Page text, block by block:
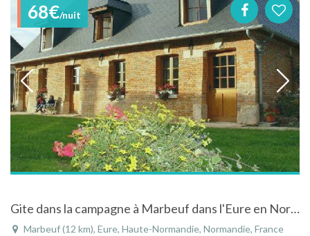
68€/nuit
Gite dans la campagne à Marbeuf dans l'Eure en Normandie
Marbeuf (12 km), Eure, Haute-Normandie, Normandie, France